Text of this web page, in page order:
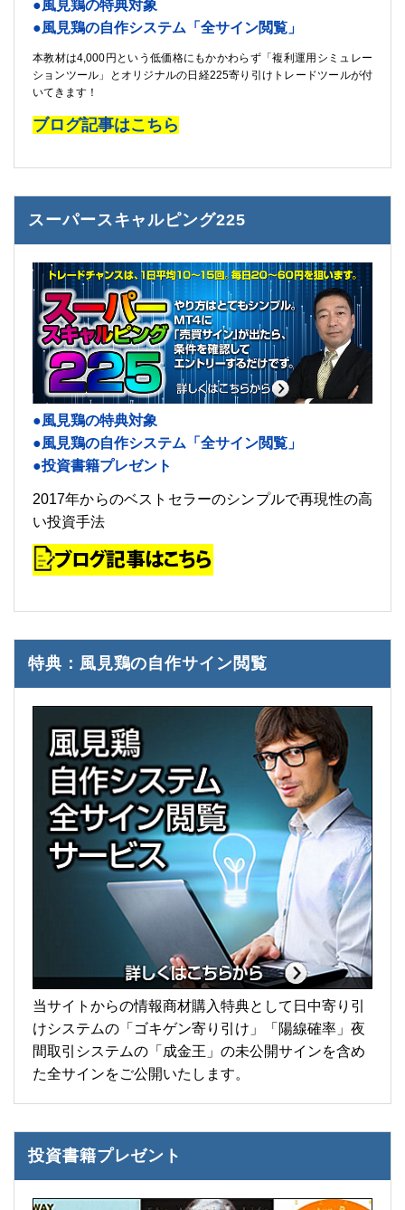
●風見鶏の特典対象
●風見鶏の自作システム「全サイン閲覧」
本教材は4,000円という低価格にもかかわらず「複利運用シミュレー
ションツール」とオリジナルの日経225寄り引けトレードツールが付
いてきます！
ブログ記事はこちら
スーパースキャルピング225
●風見鶏の特典対象
●風見鶏の自作システム「全サイン閲覧」
●投資書籍プレゼント
2017年からのベストセラーのシンプルで再現性の高
い投資手法
特典：風見鶏の自作サイン閲覧
当サイトからの情報商材購入特典として日中寄り引
けシステムの「ゴキゲン寄り引け」「陽線確率」夜
間取引システムの「成金王」の未公開サインを含め
た全サインをご公開いたします。
投資書籍プレゼント